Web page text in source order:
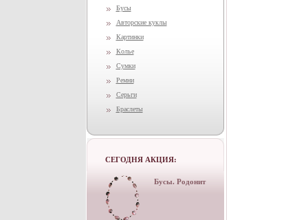
Бусы
Авторские куклы
Картинки
Колье
Сумки
Ремни
Серьги
Браслеты
СЕГОДНЯ АКЦИЯ:
Бусы. Родонит